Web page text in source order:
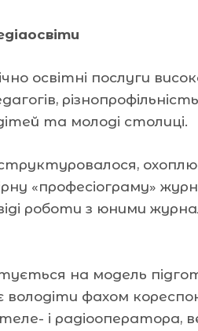
освітні послуги
та молоді столиці.
«професіограму»
роботи з юними
на модель
володіти фахом
і радіооператора,